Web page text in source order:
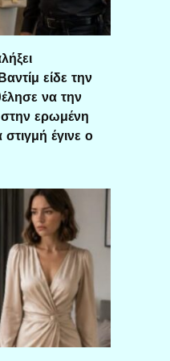
είδε την
να την
στην ερωμένη
έγινε ο